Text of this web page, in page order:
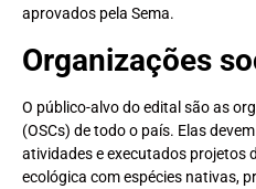
aprovados pela Sema.
Organizações
O público-alvo do edital são as
(OSCs) de todo o país. Elas
atividades e executados projetos
ecológica com espécies nativas,